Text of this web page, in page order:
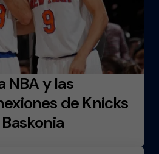
NBA y las
de Knicks